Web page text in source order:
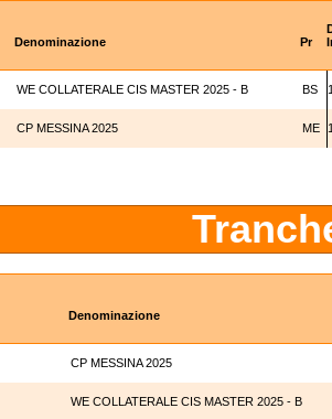
Denominazione Pr
WE COLLATERALE CIS MASTER 2025 - B BS
CP MESSINA 2025 ME
Denominazione
CP MESSINA 2025
WE COLLATERALE CIS MASTER 2025 - B